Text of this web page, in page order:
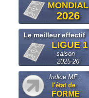
MONDIAL
2026
Le meilleur effectif
LIGUE 1
saison
2025-26
Indice MF :
l'état de
FORME